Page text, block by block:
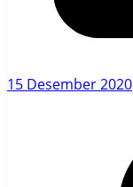
15 Desember 2020